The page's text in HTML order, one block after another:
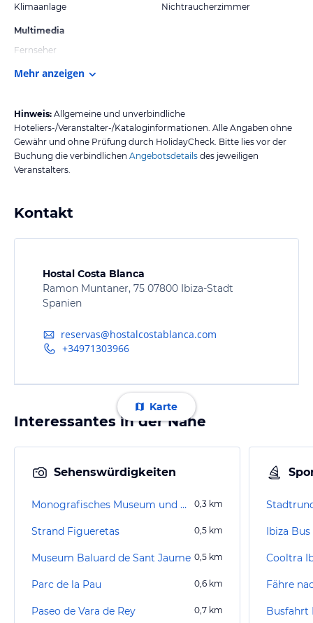
Klimaanlage
Multimedia
Fernseher
Nichtraucherzimmer
Mehr anzeigen
Hinweis: Allgemeine und unverbindliche
Hoteliers-/Veranstalter-/Kataloginformationen. Alle Angaben ohne
Gewähr und ohne Prüfung durch HolidayCheck. Bitte lies vor der
Buchung die verbindlichen Angebotsdetails des jeweiligen
Veranstalters.
Kontakt
Hostal Costa Blanca
Ramon Muntaner, 75 07800 Ibiza-Stadt
Spanien
reservas@hostalcostablanca.com
+34971303966
Karte
Interessantes in der Nähe
Sehenswürdigkeiten
Monografisches Museum und Punische Nekropole von Puig des Molins 0,3 km
Strand Figueretas 0,5 km
Museum Baluard de Sant Jaume 0,5 km
Parc de la Pau 0,6 km
Paseo de Vara de Rey 0,7 km
Cooltra
Fähre
Busfahrt